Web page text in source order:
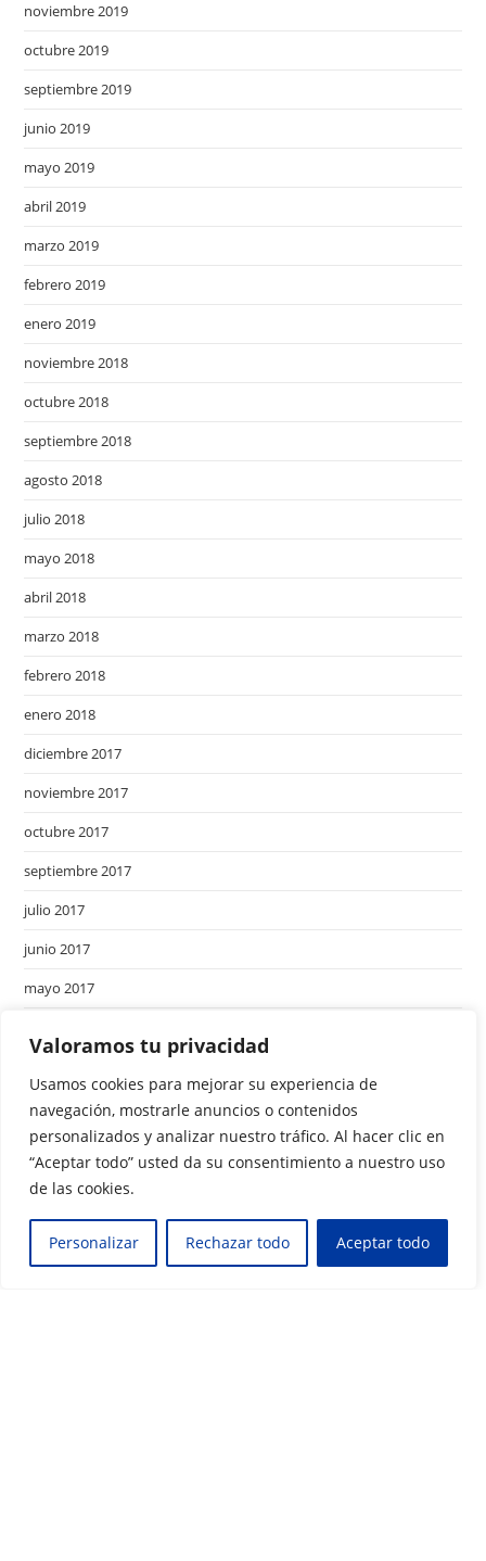
Valoramos tu privacidad
Usamos cookies para mejorar su experiencia de
navegación, mostrarle anuncios o contenidos
personalizados y analizar nuestro tráfico. Al hacer clic en
“Aceptar todo” usted da su consentimiento a nuestro uso
de las cookies.
Personalizar Rechazar todo Aceptar todo
noviembre 2019
octubre 2019
septiembre 2019
junio 2019
mayo 2019
abril 2019
marzo 2019
febrero 2019
enero 2019
noviembre 2018
octubre 2018
septiembre 2018
agosto 2018
julio 2018
mayo 2018
abril 2018
marzo 2018
febrero 2018
enero 2018
diciembre 2017
noviembre 2017
octubre 2017
septiembre 2017
julio 2017
junio 2017
mayo 2017
febrero 2017
enero 2017
octubre 2016
septiembre 2016
julio 2016